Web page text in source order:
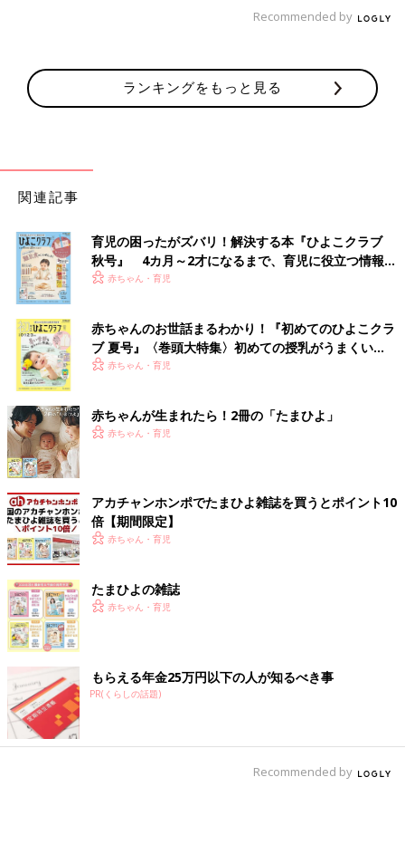
Recommended by
ランキングをもっと見る
関連記事
育児の困ったがズバリ！解決する本『ひよこクラブ
秋号』 4カ月～2才になるまで、育児に役立つ情報が
いっぱい！
赤ちゃん・育児
赤ちゃんのお世話まるわかり！『初めてのひよこクラ
ブ 夏号』〈巻頭大特集〉初めての授乳がうまくい
く！ おっぱい・ミルクの基本と夏のトラブル 解決テ
赤ちゃん・育児
赤ちゃんが生まれたら！2冊の「たまひよ」
赤ちゃん・育児
アカチャンホンポでたまひよ雑誌を買うとポイント10
倍【期間限定】
赤ちゃん・育児
たまひよの雑誌
赤ちゃん・育児
もらえる年金25万円以下の人が知るべき事
PR(くらしの話題)
Recommended by